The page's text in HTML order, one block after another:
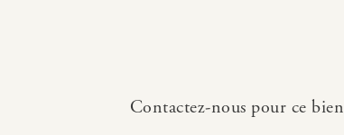
Contactez-nous pour ce bien